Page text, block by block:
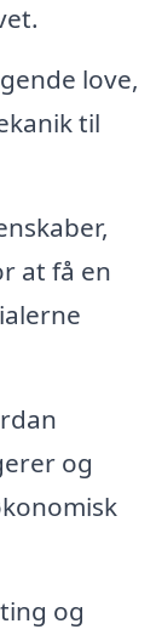
love,
til
at få en
og
og